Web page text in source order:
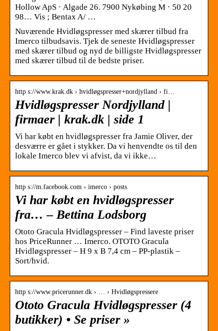
Hollow ApS · Algade 26. 7900 Nykøbing M · 50 20
98… Vis ; Bentax A/ …
Nuværende Hvidløgspresser med skærer tilbud fra
Imerco tilbudsavis. Tjek de seneste Hvidløgspresser
med skærer tilbud og nyd de billigste Hvidløgspresser
med skærer tilbud til de bedste priser.
http s://www.krak.dk › hvidløgspresser+nordjylland › fi…
Hvidløgspresser Nordjylland |
firmaer | krak.dk | side 1
Vi har købt en hvidløgspresser fra Jamie Oliver, der
desværre er gået i stykker. Da vi henvendte os til den
lokale Imerco blev vi afvist, da vi ikke…
http s://m.facebook.com › imerco › posts
Vi har købt en hvidløgspresser
fra… – Bettina Lodsborg
Ototo Gracula Hvidløgspresser – Find laveste priser
hos PriceRunner … Imerco. OTOTO Gracula
Hvidløgspresser – H 9 x B 7,4 cm – PP-plastik –
Sort/hvid.
http s://www.pricerunner.dk › … › Hvidløgspressere
Ototo Gracula Hvidløgspresser (4
butikker) • Se priser »